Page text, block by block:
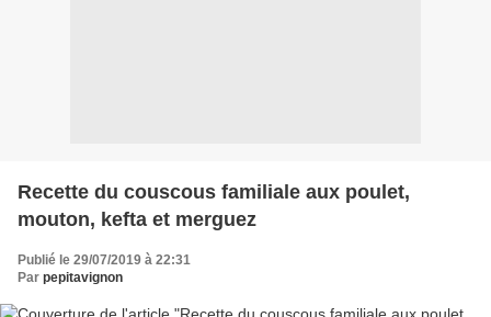
Recette du couscous familiale aux poulet,
mouton, kefta et merguez
Publié le 29/07/2019 à 22:31
Par pepitavignon